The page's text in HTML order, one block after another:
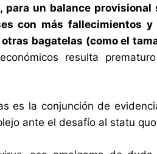
para un balance
con más fallecimientos
bagatelas (como el
resulta
es la conjunción de
ante el desafío al statu